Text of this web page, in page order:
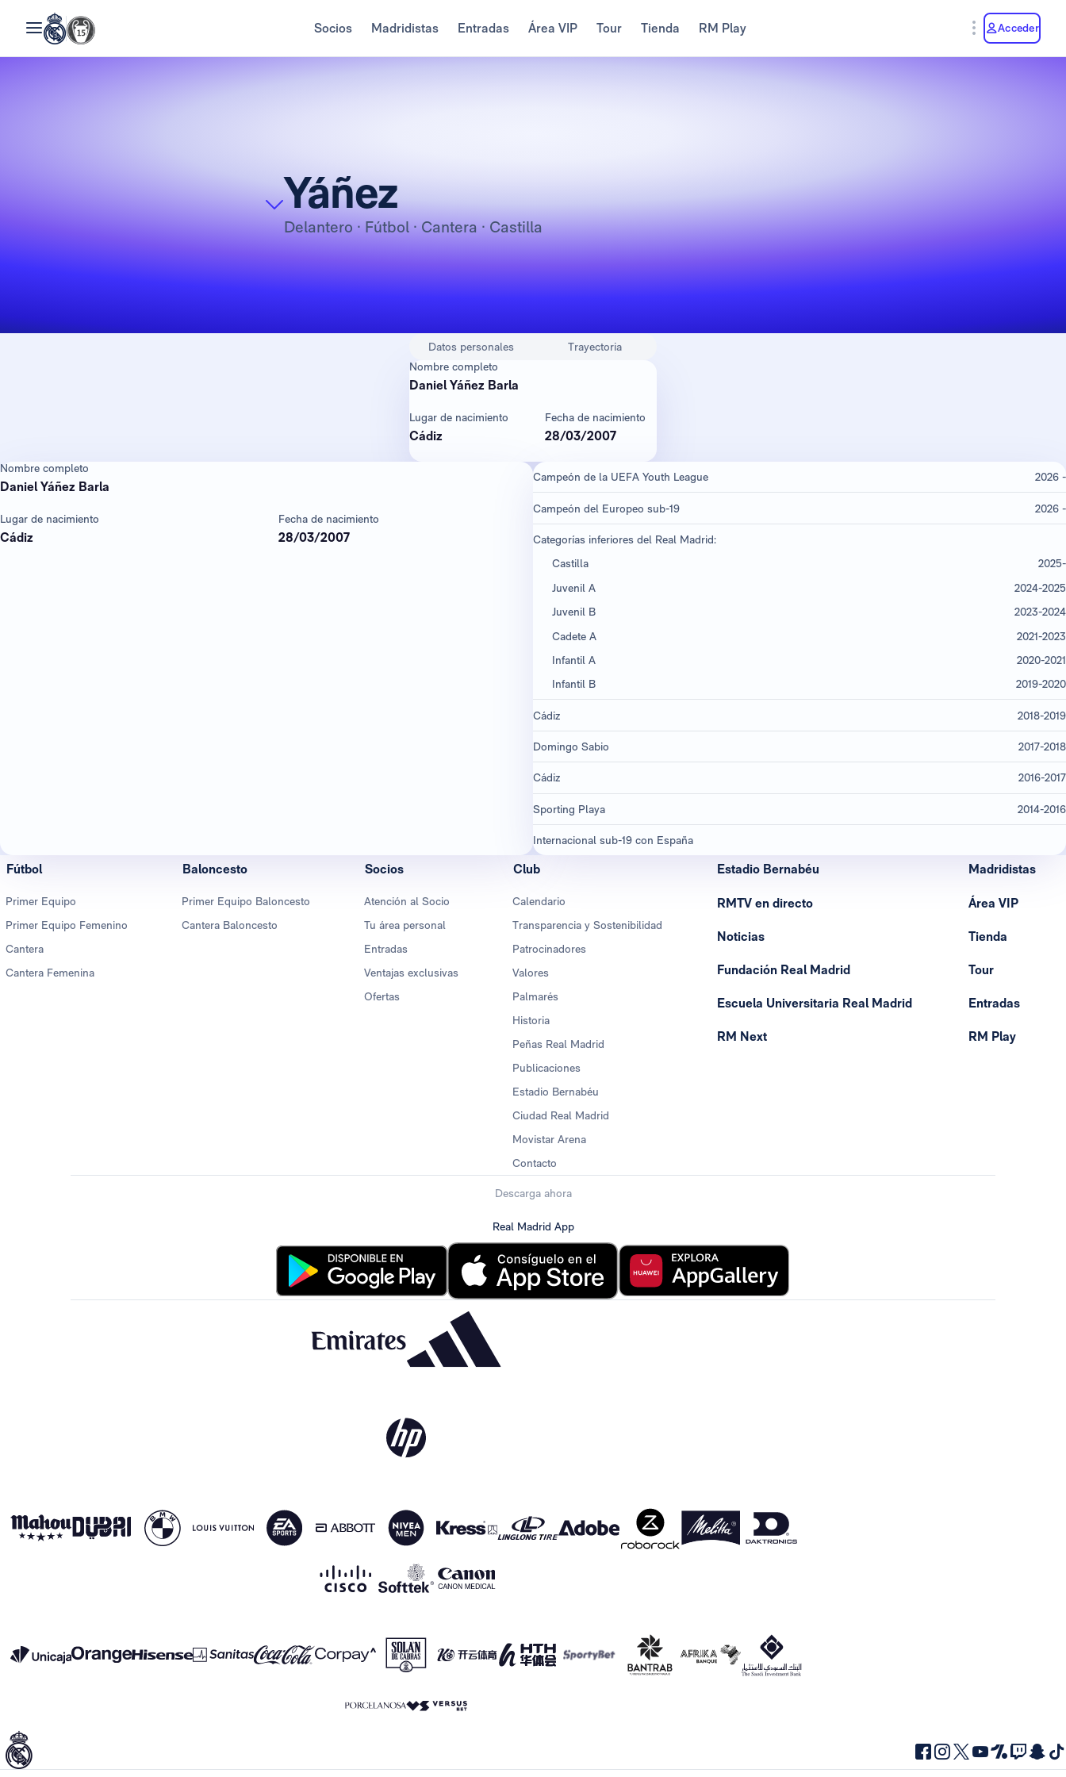
Socios Madridistas Entradas Área VIP Tour Tienda RM Play Acceder
Yáñez
Delantero · Fútbol · Cantera · Castilla
Datos personales
Trayectoria
Nombre completo
Daniel Yáñez Barla
Lugar de nacimiento
Cádiz
Fecha de nacimiento
28/03/2007
Nombre completo
Daniel Yáñez Barla
Lugar de nacimiento
Cádiz
Fecha de nacimiento
28/03/2007
Campeón de la UEFA Youth League 2026 -
Campeón del Europeo sub-19 2026 -
Categorías inferiores del Real Madrid:
Castilla
2025-
Juvenil A
2024-2025
Juvenil B
2023-2024
Cadete A
2021-2023
Infantil A
2020-2021
Infantil B
2019-2020
Cádiz 2018-2019
Domingo Sabio 2017-2018
Cádiz 2016-2017
Sporting Playa 2014-2016
Internacional sub-19 con España
Fútbol
Primer Equipo
Primer Equipo Femenino
Cantera
Cantera Femenina
Baloncesto
Primer Equipo Baloncesto
Cantera Baloncesto
Socios
Atención al Socio
Tu área personal
Entradas
Ventajas exclusivas
Ofertas
Club
Calendario
Transparencia y Sostenibilidad
Patrocinadores
Valores
Palmarés
Historia
Peñas Real Madrid
Publicaciones
Estadio Bernabéu
Ciudad Real Madrid
Movistar Arena
Contacto
Estadio Bernabéu
RMTV en directo
Noticias
Fundación Real Madrid
Escuela Universitaria Real Madrid
RM Next
Madridistas
Área VIP
Tienda
Tour
Entradas
RM Play
Descarga ahora
Real Madrid App